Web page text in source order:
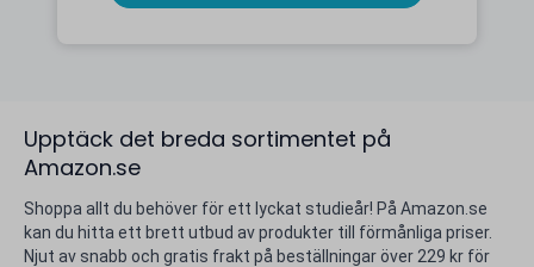
Upptäck det breda sortimentet på
Amazon.se
Shoppa allt du behöver för ett lyckat studieår! På Amazon.se
kan du hitta ett brett utbud av produkter till förmånliga priser.
Njut av snabb och gratis frakt på beställningar över 229 kr för